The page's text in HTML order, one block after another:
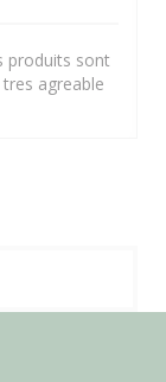
produits sont
agreable